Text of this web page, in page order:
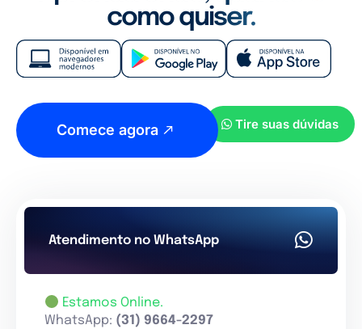
como quiser.
Comece agora Tire suas dúvidas
Atendimento no WhatsApp
Estamos Online.
WhatsApp: (31) 9664-2297